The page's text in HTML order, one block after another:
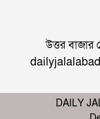
উত্তর বাজার
DAILY